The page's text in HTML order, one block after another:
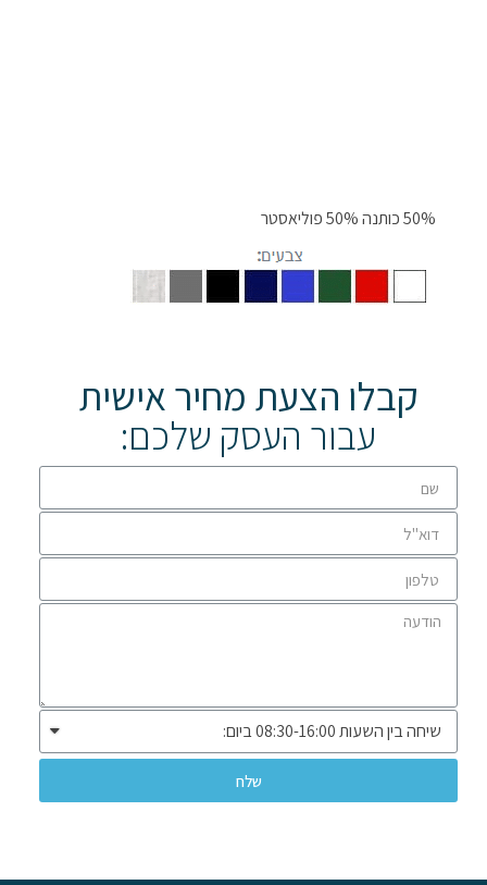
50% כותנה 50% פוליאסטר
קבלו הצעת מחיר אישית
עבור העסק שלכם:
שלח